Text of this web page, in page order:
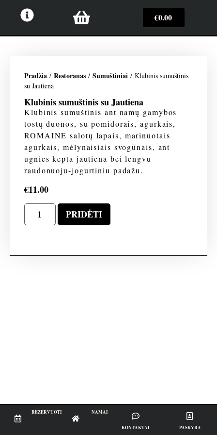
€0.00
Pradžia / Restoranas / Sumuštiniai / Klubinis sumuštinis
su Jautiena
Klubinis sumuštinis su Jautiena
Klubinis sumuštinis ant namų gamybos
tostų duonos, su pomidorais, agurkais,
ROMAINE salotų lapais, marinuotais
agurkais, mėlynaisiais svogūnais, ant
ugnies kepta jautiena bei lengvu
raudonuoju-jogurtiniu padažu.
€11.00
PRIDĖTI
REZERVUOTI NAMAI
KONTAKTAI PASKYRA